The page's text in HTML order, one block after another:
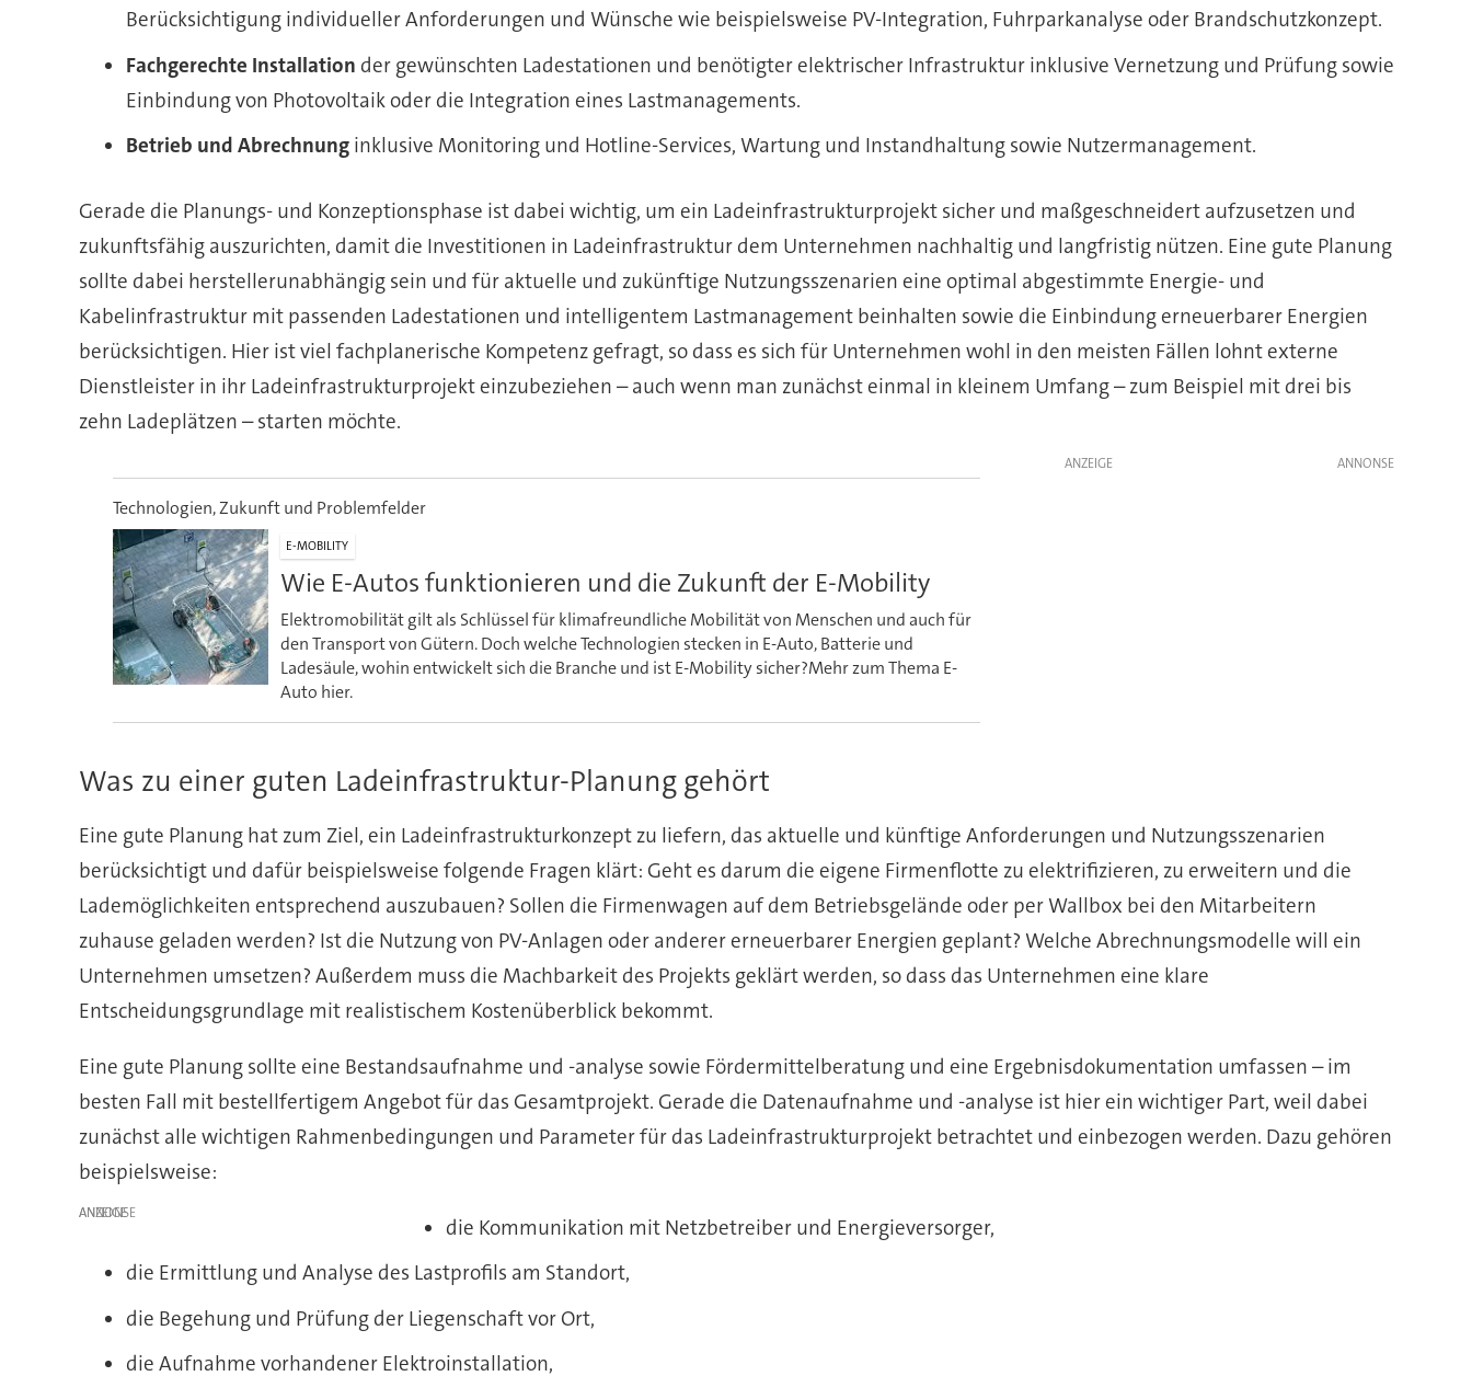
Berücksichtigung individueller Anforderungen und Wünsche wie beispielsweise PV-Integration, Fuhrparkanalyse oder Brandschutzkonzept.
Fachgerechte Installation der gewünschten Ladestationen und benötigter elektrischer Infrastruktur inklusive Vernetzung und Prüfung sowie
Einbindung von Photovoltaik oder die Integration eines Lastmanagements.
Betrieb und Abrechnung inklusive Monitoring und Hotline-Services, Wartung und Instandhaltung sowie Nutzermanagement.
Gerade die Planungs- und Konzeptionsphase ist dabei wichtig, um ein Ladeinfrastrukturprojekt sicher und maßgeschneidert aufzusetzen und
zukunftsfähig auszurichten, damit die Investitionen in Ladeinfrastruktur dem Unternehmen nachhaltig und langfristig nützen. Eine gute Planung
sollte dabei herstellerunabhängig sein und für aktuelle und zukünftige Nutzungsszenarien eine optimal abgestimmte Energie- und
Kabelinfrastruktur mit passenden Ladestationen und intelligentem Lastmanagement beinhalten sowie die Einbindung erneuerbarer Energien
berücksichtigen. Hier ist viel fachplanerische Kompetenz gefragt, so dass es sich für Unternehmen wohl in den meisten Fällen lohnt externe
Dienstleister in ihr Ladeinfrastrukturprojekt einzubeziehen – auch wenn man zunächst einmal in kleinem Umfang – zum Beispiel mit drei bis
zehn Ladeplätzen – starten möchte.
ANZEIGE
Technologien, Zukunft und Problemfelder
E-MOBILITY
Wie E-Autos funktionieren und die Zukunft der E-Mobility
Elektromobilität gilt als Schlüssel für klimafreundliche Mobilität von Menschen und auch für
den Transport von Gütern. Doch welche Technologien stecken in E-Auto, Batterie und
Ladesäule, wohin entwickelt sich die Branche und ist E-Mobility sicher?Mehr zum Thema E-
Auto hier.
Was zu einer guten Ladeinfrastruktur-Planung gehört
Eine gute Planung hat zum Ziel, ein Ladeinfrastrukturkonzept zu liefern, das aktuelle und künftige Anforderungen und Nutzungsszenarien
berücksichtigt und dafür beispielsweise folgende Fragen klärt: Geht es darum die eigene Firmenflotte zu elektrifizieren, zu erweitern und die
Lademöglichkeiten entsprechend auszubauen? Sollen die Firmenwagen auf dem Betriebsgelände oder per Wallbox bei den Mitarbeitern
zuhause geladen werden? Ist die Nutzung von PV-Anlagen oder anderer erneuerbarer Energien geplant? Welche Abrechnungsmodelle will ein
Unternehmen umsetzen? Außerdem muss die Machbarkeit des Projekts geklärt werden, so dass das Unternehmen eine klare
Entscheidungsgrundlage mit realistischem Kostenüberblick bekommt.
Eine gute Planung sollte eine Bestandsaufnahme und -analyse sowie Fördermittelberatung und eine Ergebnisdokumentation umfassen – im
besten Fall mit bestellfertigem Angebot für das Gesamtprojekt. Gerade die Datenaufnahme und -analyse ist hier ein wichtiger Part, weil dabei
zunächst alle wichtigen Rahmenbedingungen und Parameter für das Ladeinfrastrukturprojekt betrachtet und einbezogen werden. Dazu gehören
beispielsweise:
ANZEIGE
die Kommunikation mit Netzbetreiber und Energieversorger,
die Ermittlung und Analyse des Lastprofils am Standort,
die Begehung und Prüfung der Liegenschaft vor Ort,
die Aufnahme vorhandener Elektroinstallation,